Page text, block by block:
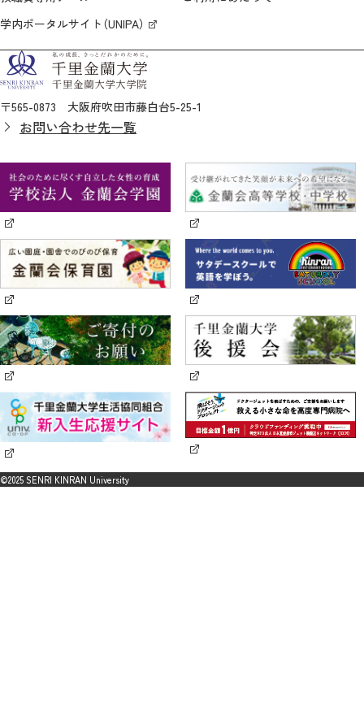
学内ポータルサイト（UNIPA）
〒565-0873 大阪府吹田市藤白台5-25-1
お問い合わせ先一覧
©2025 SENRI KINRAN University